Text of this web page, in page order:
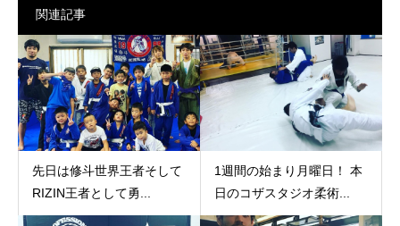
関連記事
先日は修斗世界王者そして
RIZIN王者として勇...
1週間の始まり月曜日！ 本
日のコザスタジオ柔術...